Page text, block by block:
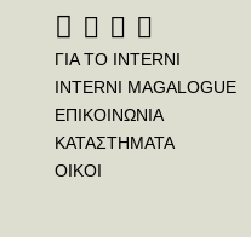
ΓΙΑ ΤΟ INTERNI
INTERNI MAGALOGUE
ΕΠΙΚΟΙΝΩΝΙΑ
ΚΑΤΑΣΤΗΜΑΤΑ
ΟΙΚΟΙ